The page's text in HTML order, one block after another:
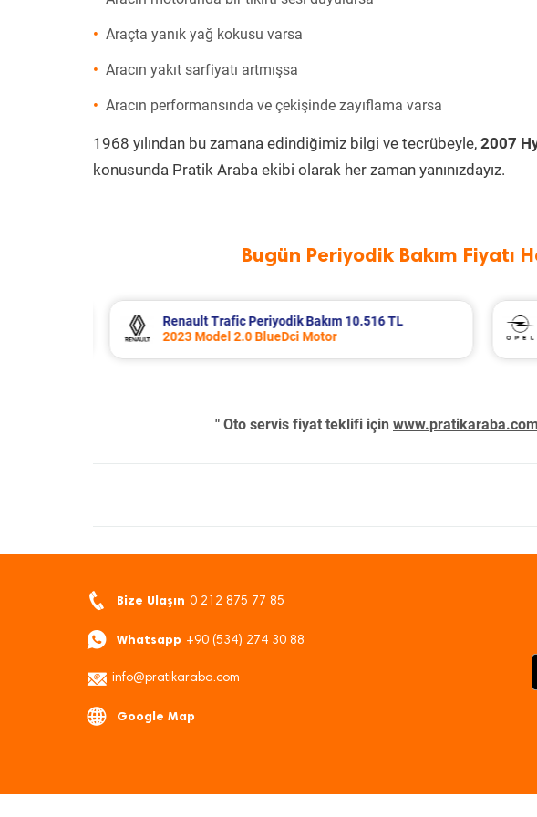
Araçta yanık yağ kokusu varsa
Aracın yakıt sarfiyatı artmışsa
Aracın performansında ve çekişinde zayıflama varsa
1968 yılından bu zamana edindiğimiz bilgi ve tecrübeyle, 2007
konusunda Pratik Araba ekibi olarak her zaman yanınızdayız.
Bugün Periyodik Bakım Fiyatı
Opel Corsa Periyodik Bakım 7.133 TL
2015 Model 1.2 Motor
" Oto servis fiyat teklifi için
Bize Ulaşın 0 212 875 77 85
Whatsapp +90 (534) 274 30 88
info@pratikaraba.com
Google Map